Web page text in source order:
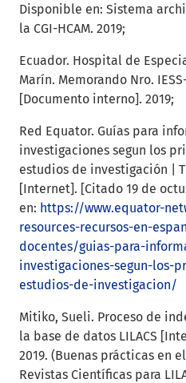
Disponible en: Sistema
la CGI-HCAM. 2019;
Ecuador. Hospital de
Marín. Memorando Nro.
[Documento interno]. 2019;
Red Equator. Guías para
investigaciones segun los
estudios de investigación |
[Internet]. [Citado 19 de
en: https://www.equator-
resources-recursos-en-
docentes/guias-para-
investigaciones-segun-los-
estudios-de-investigacion/
Mitiko, Sueli. Proceso de
la base de datos LILACS
2019. (Buenas prácticas en
Revistas Científicas para